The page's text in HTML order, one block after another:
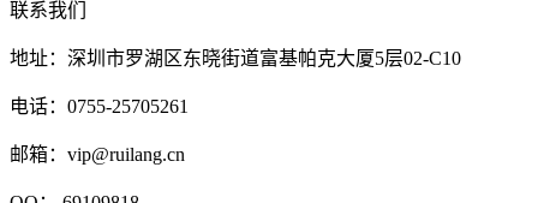
联系我们
地址：深圳市罗湖区东晓街道富基帕克大厦5层02-C10
电话：0755-25705261
邮箱：vip@ruilang.cn